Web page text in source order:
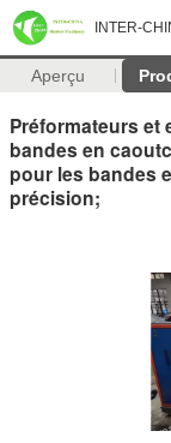
INTER-
Aperçu
Préformateurs et
bandes en
pour les bandes
précision;